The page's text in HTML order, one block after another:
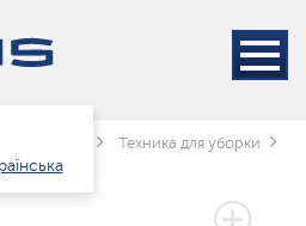
для дому Техника для уборки